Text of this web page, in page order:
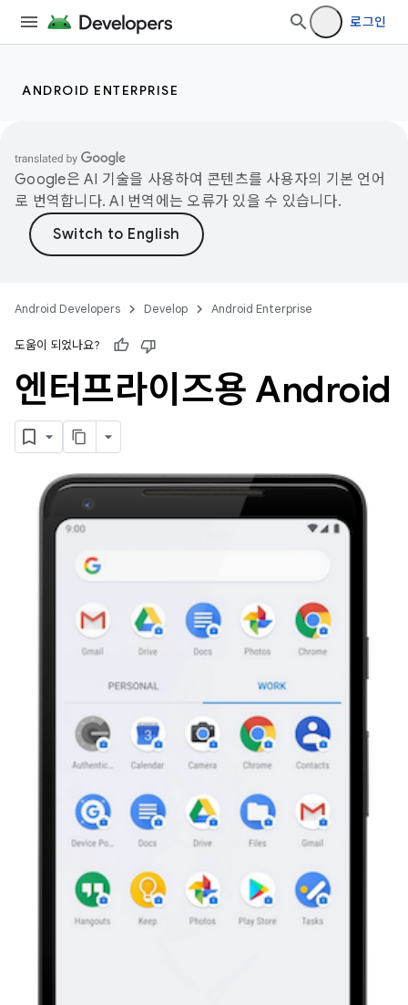
로그인
ANDROID ENTERPRISE
Google은 AI 기술을 사용하여 콘텐츠를 사용자의 기본 언어
로 번역합니다. AI 번역에는 오류가 있을 수 있습니다.
Android Developers Develop Android Enterprise
도움이 되었나요?
엔터프라이즈용 Android